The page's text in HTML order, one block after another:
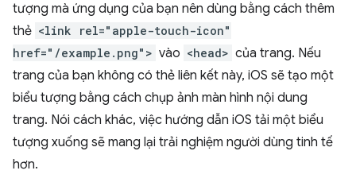
tượng mà ứng dụng của bạn nên dùng bằng cách thêm
thẻ <link rel="apple-touch-icon"
href="/example.png"> vào <head> của trang. Nếu
trang của bạn không có thẻ liên kết này, iOS sẽ tạo một
biểu tượng bằng cách chụp ảnh màn hình nội dung
trang. Nói cách khác, việc hướng dẫn iOS tải một biểu
tượng xuống sẽ mang lại trải nghiệm người dùng tinh tế
hơn.